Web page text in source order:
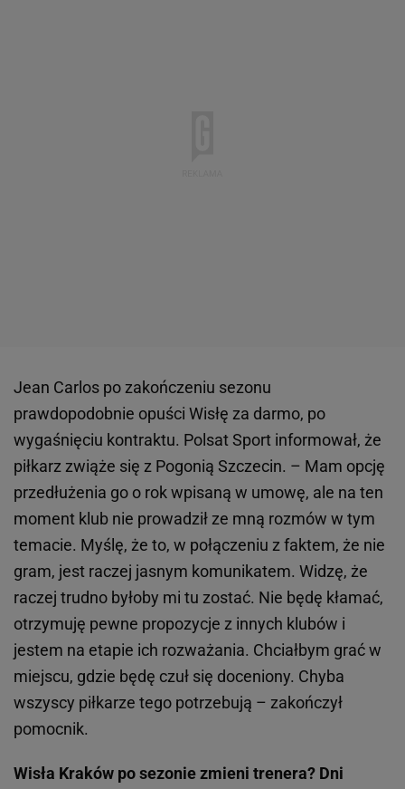
Jean Carlos po zakończeniu sezonu
prawdopodobnie opuści Wisłę za darmo, po
wygaśnięciu kontraktu. Polsat Sport informował, że
piłkarz zwiąże się z Pogonią Szczecin. – Mam opcję
przedłużenia go o rok wpisaną w umowę, ale na ten
moment klub nie prowadził ze mną rozmów w tym
temacie. Myślę, że to, w połączeniu z faktem, że nie
gram, jest raczej jasnym komunikatem. Widzę, że
raczej trudno byłoby mi tu zostać. Nie będę kłamać,
otrzymuję pewne propozycje z innych klubów i
jestem na etapie ich rozważania. Chciałbym grać w
miejscu, gdzie będę czuł się doceniony. Chyba
wszyscy piłkarze tego potrzebują – zakończył
pomocnik.
Wisła Kraków po sezonie zmieni trenera? Dni